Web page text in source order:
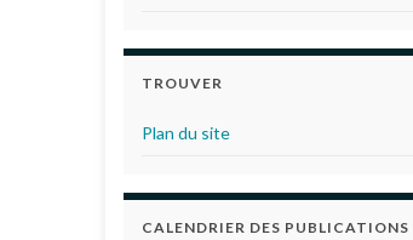
TROUVER
Plan du site
CALENDRIER DES PUBLICATIONS